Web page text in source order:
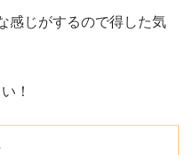
感じがするので得した気
！